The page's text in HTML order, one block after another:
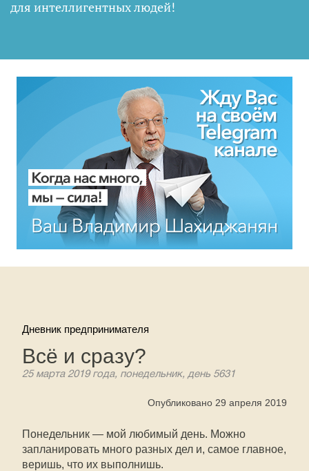
для интеллигентных людей!
Дневник предпринимателя
Всё и сразу?
25 марта 2019 года, понедельник, день 5631
Опубликовано 29 апреля 2019
Понедельник — мой любимый день. Можно
запланировать много разных дел и, самое главное,
веришь, что их выполнишь.